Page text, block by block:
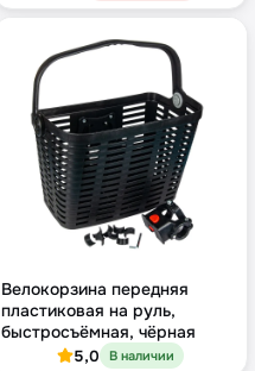
Велокорзина передняя
пластиковая на руль,
быстросъёмная, чёрная
5,0 В наличии